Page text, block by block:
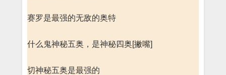
赛罗是最强的无敌的奥特
什么鬼神秘五奥，是神秘四奥[撇嘴]
切神秘五奥是最强的